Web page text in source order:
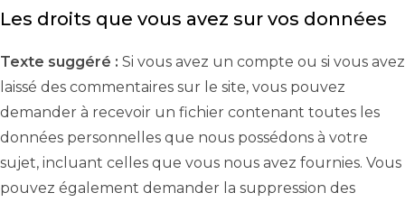
Les droits que vous avez sur vos données
Texte suggéré : Si vous avez un compte ou si vous avez
laissé des commentaires sur le site, vous pouvez
demander à recevoir un fichier contenant toutes les
données personnelles que nous possédons à votre
sujet, incluant celles que vous nous avez fournies. Vous
pouvez également demander la suppression des